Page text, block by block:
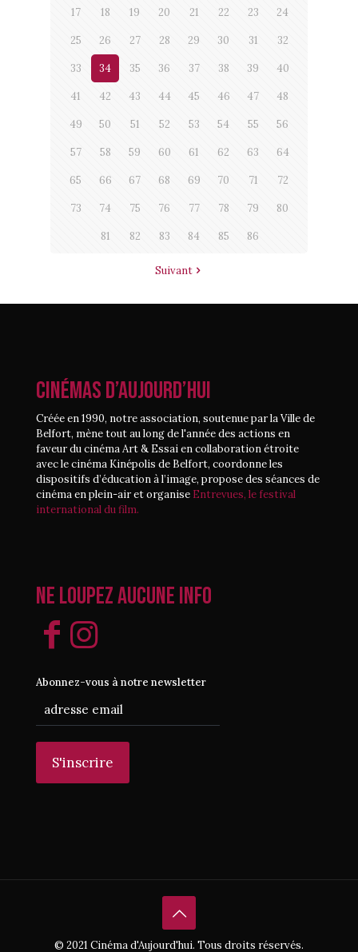
17 18 19 20 21 22 23 24
25 26 27 28 29 30 31 32
33 34 35 36 37 38 39 40
41 42 43 44 45 46 47 48
49 50 51 52 53 54 55 56
57 58 59 60 61 62 63 64
65 66 67 68 69 70 71 72
73 74 75 76 77 78 79 80
81 82 83 84 85 86
Suivant
CINÉMAS D’AUJOURD’HUI
Créée en 1990, notre association, soutenue par la Ville de
Belfort, mène tout au long de l'année des actions en
faveur du cinéma Art & Essai en collaboration étroite
avec le cinéma Kinépolis de Belfort, coordonne les
dispositifs d’éducation à l’image, propose des séances de
cinéma en plein-air et organise Entrevues, le festival
international du film.
Ne loupez aucune info
Abonnez-vous à notre newsletter
© 2021 Cinéma d'Aujourd'hui. Tous droits réservés.